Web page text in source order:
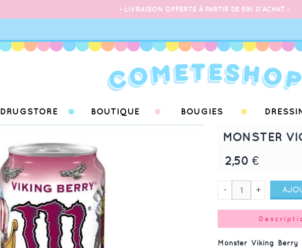
- LIVRAISON OFFERTE À PARTIR DE 59€ D'ACHAT -
DRUGSTORE BOUTIQUE BOUGIES
MONSTER
2,50 €
- +
Monster Viking